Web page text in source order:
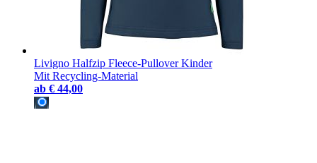
Livigno Halfzip Fleece-Pullover Kinder
Mit Recycling-Material
ab € 44,00